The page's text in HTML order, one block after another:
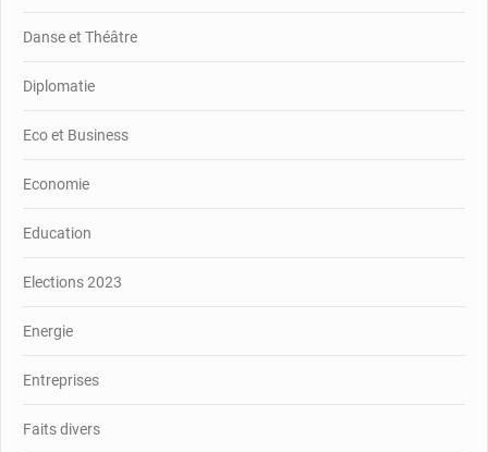
Danse et Théâtre
Diplomatie
Eco et Business
Economie
Education
Elections 2023
Energie
Entreprises
Faits divers